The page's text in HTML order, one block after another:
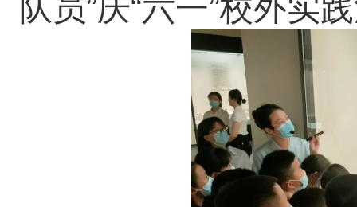
队员”庆“六一”校外实